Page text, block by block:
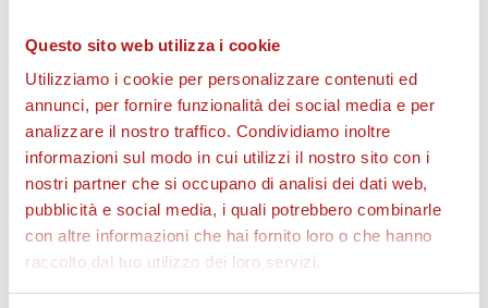
Questo sito web utilizza i cookie
Utilizziamo i cookie per personalizzare contenuti ed
annunci, per fornire funzionalità dei social media e per
analizzare il nostro traffico. Condividiamo inoltre
informazioni sul modo in cui utilizzi il nostro sito con i
nostri partner che si occupano di analisi dei dati web,
pubblicità e social media, i quali potrebbero combinarle
con altre informazioni che hai fornito loro o che hanno
raccolto dal tuo utilizzo dei loro servizi.